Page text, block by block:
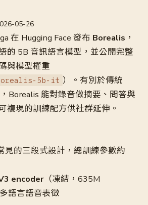
05-26
在 Hugging Face 發布 Borealis ，
的 5B 音訊語言模型，並公開完整
與模型權重
5b-it ）。有別於傳統
Borealis 能對錄音做摘要、問答與
複現的訓練配方供社群延伸。
見的三段式設計，總訓練參數約
encoder（凍結，635M
語言語音表徵